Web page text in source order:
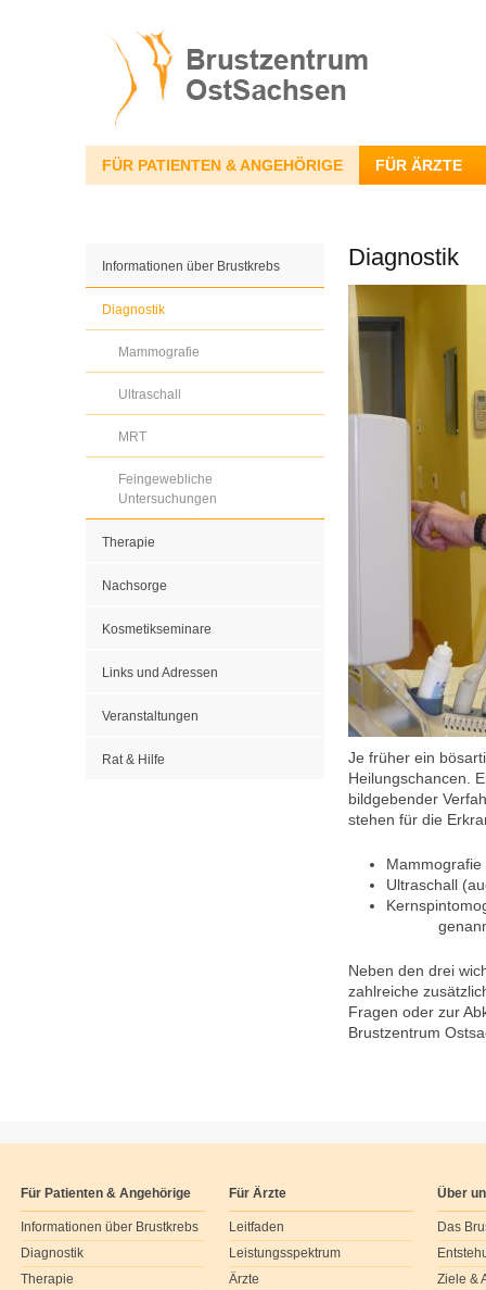
FÜR PATIENTEN & ANGEHÖRIGE FÜR ÄRZTE
Informationen über Brustkrebs
Diagnostik
Mammografie
Ultraschall
MRT
Feingewebliche
Untersuchungen
Therapie
Nachsorge
Kosmetikseminare
Links und Adressen
Veranstaltungen
Rat & Hilfe
Diagnostik
Je früher ein
Heilungschancen.
bildgebender
stehen für die
Mammografie
Ultraschall
Neben den drei
zahlreiche
Fragen oder zur
Brustzentrum
Für Patienten & Angehörige
Informationen über Brustkrebs
Diagnostik
Therapie
Für Ärzte
Leitfaden
Leistungsspektrum
Ärzte
Über
Das
Ziele &